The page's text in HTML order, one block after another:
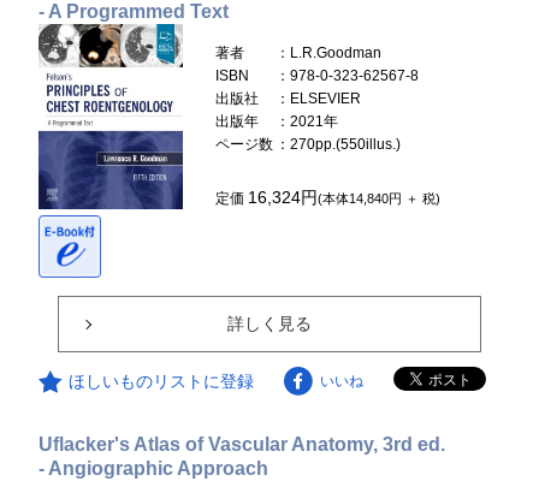
- A Programmed Text
著者
：L.R.Goodman
ISBN
：978-0-323-62567-8
出版社
：ELSEVIER
出版年
：2021年
ページ数 ：270pp.(550illus.)
定価 16,324円(本体14,840円 ＋ 税)
詳しく見る
ほしいものリストに登録 いいね
Uflacker's Atlas of Vascular Anatomy, 3rd ed.
- Angiographic Approach